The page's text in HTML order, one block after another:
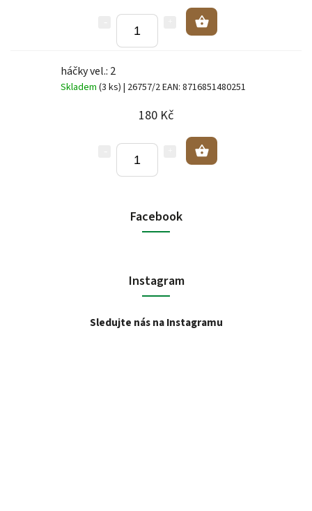
háčky vel.: 2
Skladem (3 ks) | 26757/2EAN: 8716851480251
180 Kč
Facebook
Instagram
Sledujte nás na Instagramu